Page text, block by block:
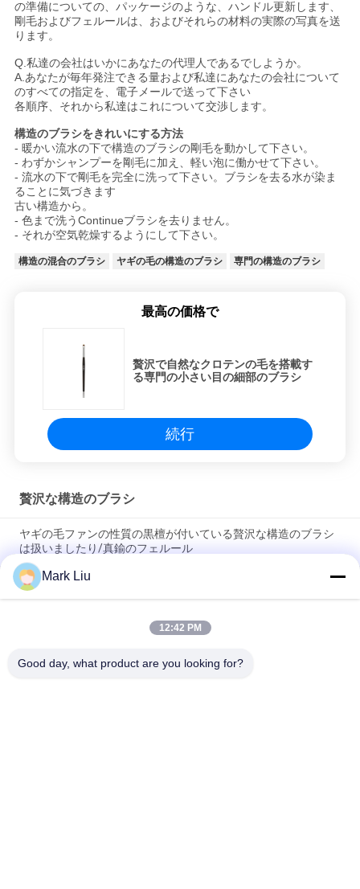
の準備についての、パッケージのような、ハンドル更新します、
剛毛およびフェルールは、およびそれらの材料の実際の写真を送
ります。
Q.私達の会社はいかにあなたの代理人であるでしようか。
A.あなたが毎年発注できる量および私達にあなたの会社について
のすべての指定を、電子メールで送って下さい
各順序、それから私達はこれについて交渉します。
構造のブラシをきれいにする方法
- 暖かい流水の下で構造のブラシの剛毛を動かして下さい。
- わずかシャンプーを剛毛に加え、軽い泡に働かせて下さい。
- 流水の下で剛毛を完全に洗って下さい。ブラシを去る水が染ま
ることに気づきます
古い構造から。
- 色まで洗うContinueブラシを去りません。
- それが空気乾燥するようにして下さい。
構造の混合のブラシ ヤギの毛の構造のブラシ 専門の構造のブラシ
最高の価格で
贅沢で自然なクロテンの毛を搭載す
る専門の小さい目の細部のブラシ
続行
贅沢な構造のブラシ
ヤギの毛ファンの性質の黒檀が付いている贅沢な構造のブラシ
は扱いましたり/真鍮のフェルール
柔らかく、密な焦茶XGFのヤギの毛を驚かせることの贅沢な斜
めの粉の構造のブラシ
超デラックスな性質のクロテンの毛を搭載する贅沢な芸術家の
Mark Liu
12:42 PM
Good day, what product are you looking for?